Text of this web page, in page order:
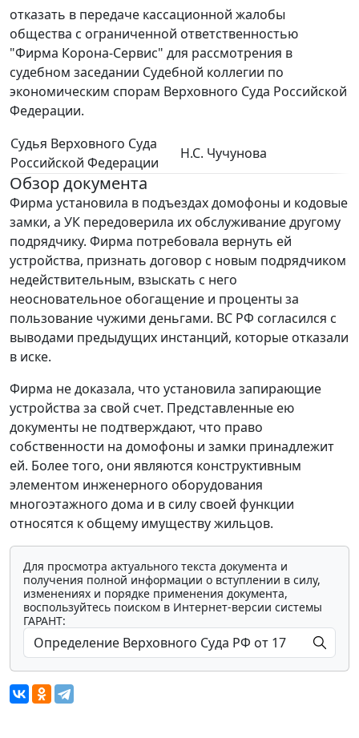
отказать в передаче кассационной жалобы
общества с ограниченной ответственностью
"Фирма Корона-Сервис" для рассмотрения в
судебном заседании Судебной коллегии по
экономическим спорам Верховного Суда Российской
Федерации.
Судья Верховного Суда
Российской Федерации
Н.С. Чучунова
Обзор документа
Фирма установила в подъездах домофоны и кодовые
замки, а УК передоверила их обслуживание другому
подрядчику. Фирма потребовала вернуть ей
устройства, признать договор с новым подрядчиком
недействительным, взыскать с него
неосновательное обогащение и проценты за
пользование чужими деньгами. ВС РФ согласился с
выводами предыдущих инстанций, которые отказали
в иске.
Фирма не доказала, что установила запирающие
устройства за свой счет. Представленные ею
документы не подтверждают, что право
собственности на домофоны и замки принадлежит
ей. Более того, они являются конструктивным
элементом инженерного оборудования
многоэтажного дома и в силу своей функции
относятся к общему имуществу жильцов.
Для просмотра актуального текста документа и
получения полной информации о вступлении в силу,
изменениях и порядке применения документа,
воспользуйтесь поиском в Интернет-версии системы
ГАРАНТ: